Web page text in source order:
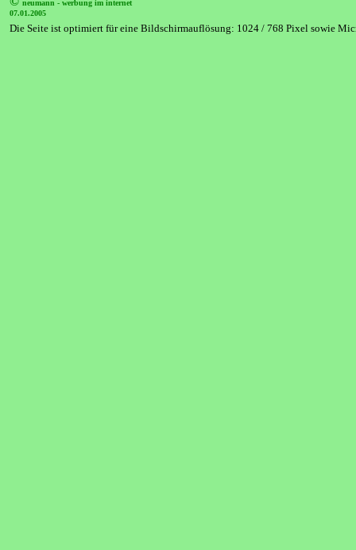
neumann - werbung im internet
07.01.2005
Die Seite ist optimiert für eine Bildschirmauflösung: 1024 / 768 Pixel sowie